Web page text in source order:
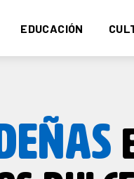
EDUCACIÓN